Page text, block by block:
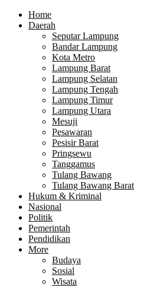
Home
Daerah
Seputar Lampung
Bandar Lampung
Kota Metro
Lampung Barat
Lampung Selatan
Lampung Tengah
Lampung Timur
Lampung Utara
Mesuji
Pesawaran
Pesisir Barat
Pringsewu
Tanggamus
Tulang Bawang
Tulang Bawang Barat
Hukum & Kriminal
Nasional
Politik
Pemerintah
Pendidikan
More
Budaya
Sosial
Wisata